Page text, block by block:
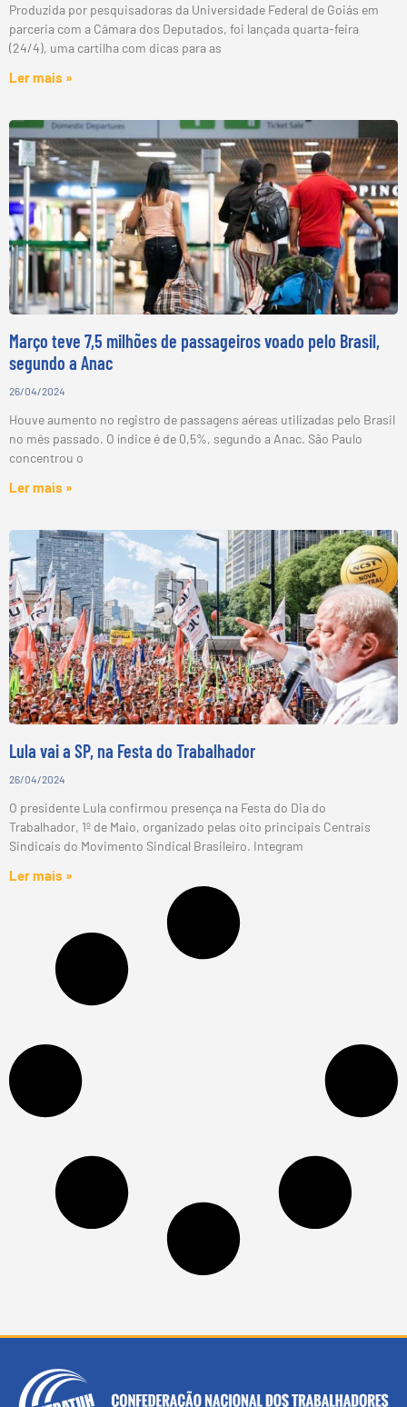
Produzida por pesquisadoras da Universidade Federal de Goiás em
parceria com a Câmara dos Deputados, foi lançada quarta-feira
(24/4), uma cartilha com dicas para as
Ler mais »
Março teve 7,5 milhões de passageiros voado pelo Brasil,
segundo a Anac
26/04/2024
Houve aumento no registro de passagens aéreas utilizadas pelo Brasil
no mês passado. O índice é de 0,5%, segundo a Anac. São Paulo
concentrou o
Ler mais »
Lula vai a SP, na Festa do Trabalhador
26/04/2024
O presidente Lula confirmou presença na Festa do Dia do
Trabalhador, 1º de Maio, organizado pelas oito principais Centrais
Sindicais do Movimento Sindical Brasileiro. Integram
Ler mais »